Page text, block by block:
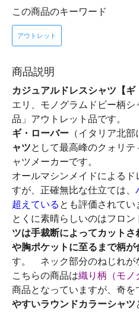
この商品のキーワード
アウトレット
商品説明
カジュアルドレスシャツ 【
エリ、モノグラムドビー柄
品」アウトレット品です。
ギ・ローバー （イタリア北部
ャツとして最高峰のクォリ
ャツメーカーです。
オールマシンメイドによるド
すが、正確無比な仕立ては、
超えている とも評価されてい
とくに素晴らしいのはフロン
ツは手裁断によってカット
や胸ポケットに至るまで柄が
す。 ネック部分のねじれが
こちらの商品は織り柄（モノ
商品となっていますが、奇を
やすいラウンドカラーシャツ